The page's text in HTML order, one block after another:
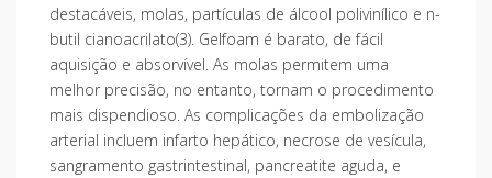
destacáveis, molas, partículas de álcool polivinílico e n-
butil cianoacrilato(3). Gelfoam é barato, de fácil
aquisição e absorvível. As molas permitem uma
melhor precisão, no entanto, tornam o procedimento
mais dispendioso. As complicações da embolização
arterial incluem infarto hepático, necrose de vesícula,
sangramento gastrintestinal, pancreatite aguda, e